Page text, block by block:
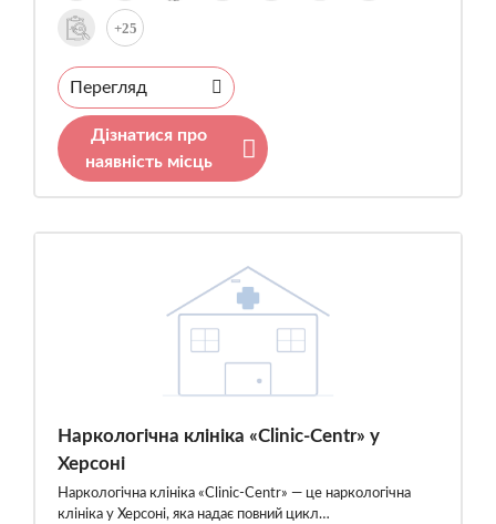
+25
Перегляд
Дізнатися про
наявність місць
Наркологічна клініка «Clinic-Centr» у
Херсоні
Наркологічна клініка «Clinic-Centr» — це наркологічна
клініка у Херсоні, яка надає повний цикл…